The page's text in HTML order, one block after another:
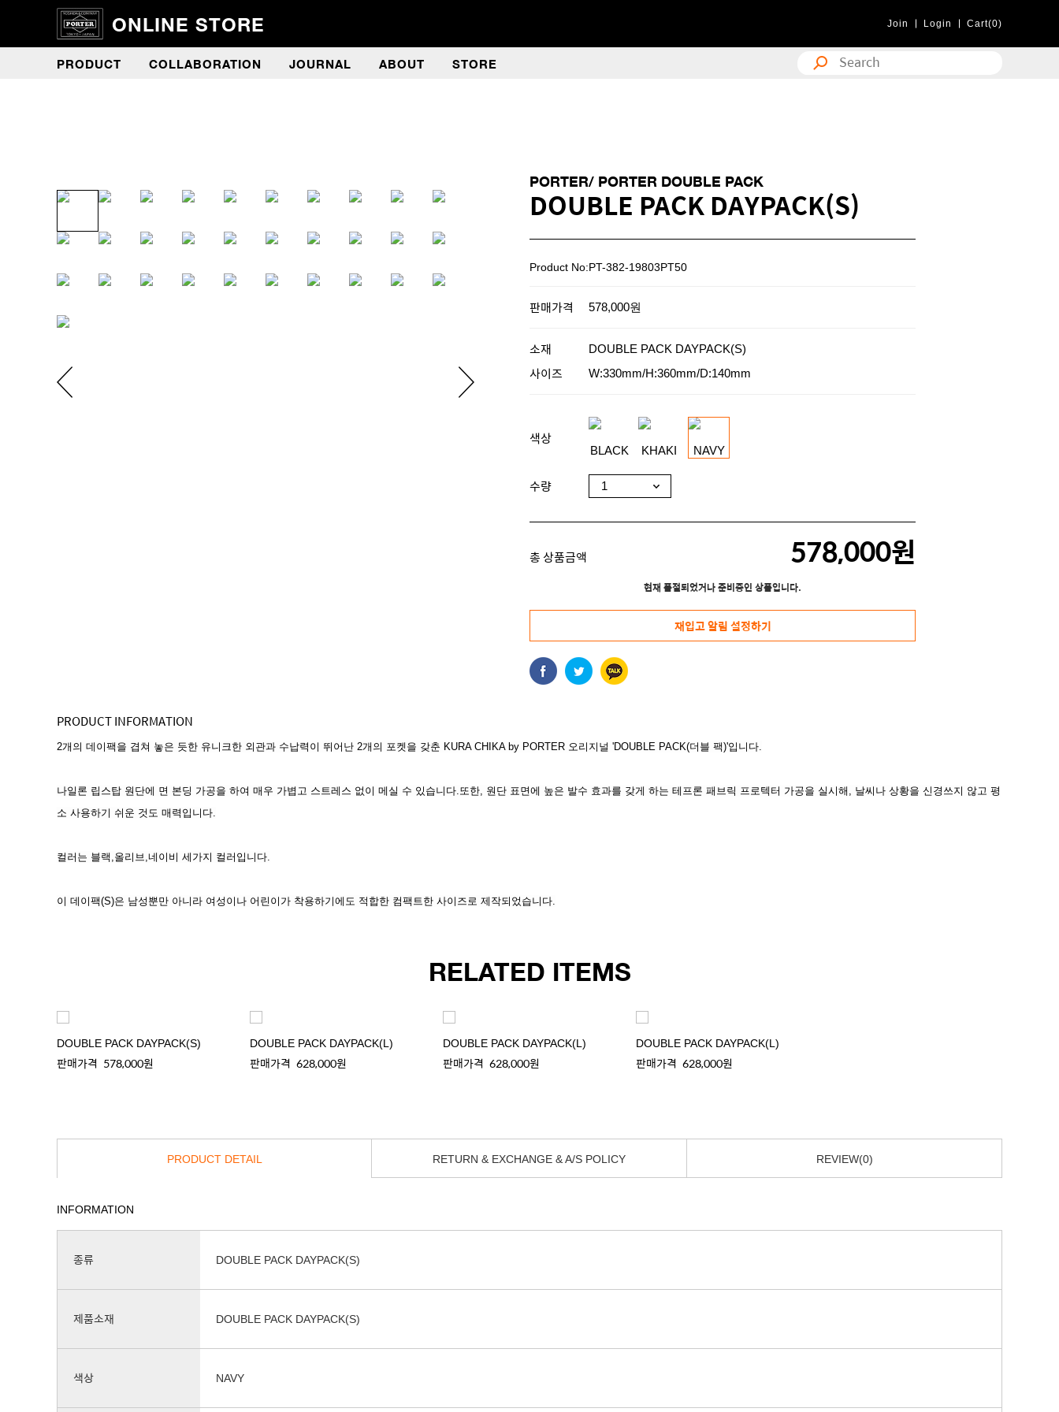
ONLINE STORE Join Login Cart(0)
PRODUCT COLLABORATION JOURNAL ABOUT STORE
PORTER/ PORTER DOUBLE PACK
DOUBLE PACK DAYPACK(S)
Product No:PT-382-19803PT50
판매가격 578,000원
소재 DOUBLE PACK DAYPACK(S)
사이즈 W:330mm/H:360mm/D:140mm
색상
수량
총 상품금액 578,000원
현재 품절되었거나 준비중인 상품입니다.
재입고 알림 설정하기
PRODUCT INFORMATION
2개의 데이팩을 겹쳐 놓은 듯한 유니크한 외관과 수납력이 뛰어난 2개의 포켓을 갖춘 KURA CHIKA by PORTER 오리지널 'DOUBLE PACK(더블 팩)'입니다.
나일론 립스탑 원단에 면 본딩 가공을 하여 매우 가볍고 스트레스 없이 메실 수 있습니다.또한, 원단 표면에 높은 발수 효과를 갖게 하는 테프론 패브릭 프로텍터 가공을 실시해, 날씨나 상황을 신경쓰지 않고 평
소 사용하기 쉬운 것도 매력입니다.
컬러는 블랙,올리브,네이비 세가지 컬러입니다.
이 데이팩(S)은 남성뿐만 아니라 여성이나 어린이가 착용하기에도 적합한 컴팩트한 사이즈로 제작되었습니다.
RELATED ITEMS
DOUBLE PACK DAYPACK(S)
판매가격 578,000원
DOUBLE PACK DAYPACK(L)
판매가격 628,000원
DOUBLE PACK DAYPACK(L)
판매가격 628,000원
DOUBLE PACK DAYPACK(L)
판매가격 628,000원
PRODUCT DETAIL RETURN & EXCHANGE & A/S POLICY REVIEW(0)
INFORMATION
종류 DOUBLE PACK DAYPACK(S)
제품소재 DOUBLE PACK DAYPACK(S)
색상 NAVY